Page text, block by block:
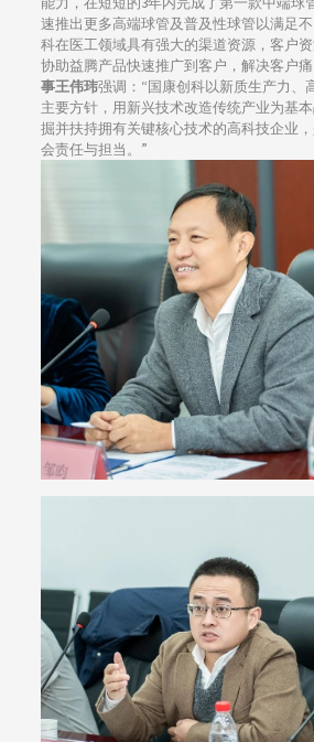
速推出更多高端球管及普及性球管以满足
科在医工领域具有强大的渠道资源，客户
协助益腾产品快速推广到客户，解决客户
事王伟玮强调：“国康创科以新质生产力、
主要方针，用新兴技术改造传统产业为基
掘并扶持拥有关键核心技术的高科技企业
会责任与担当。”